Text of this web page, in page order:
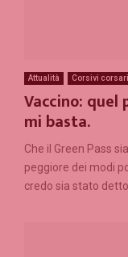
Attualità Corsivi corsari
Vaccino: quel
mi basta.
Che il Green Pass
peggiore dei modi
credo sia stato detto